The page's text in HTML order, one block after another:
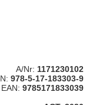
A/Nr: 1171230102
978-5-17-183303-9
EAN: 9785171833039